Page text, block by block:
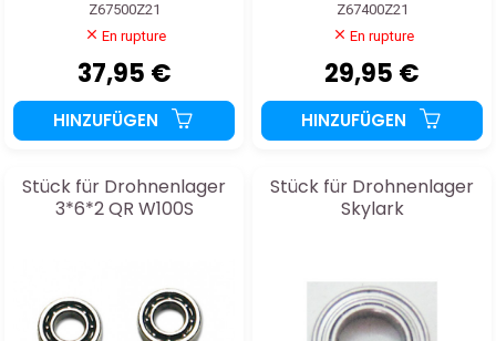
Z67500Z21
En rupture
37,95 €
HINZUFÜGEN
Z67400Z21
En rupture
29,95 €
HINZUFÜGEN
Stück für Drohnenlager
3*6*2 QR W100S
Stück für Drohnenlager
Skylark